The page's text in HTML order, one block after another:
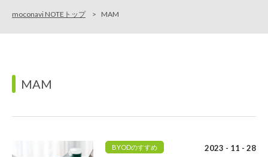
moconavi NOTEトップ MAM
MAM
BYODのすすめ 2023 - 11 - 28